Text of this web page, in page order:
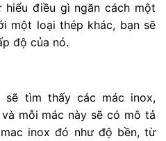
điều gì ngăn cách một
một loại thép khác, bạn sẽ
độ của nó.
sẽ tìm thấy các mác inox,
mỗi mác này sẽ có mô tả
inox đó như độ bền, từ